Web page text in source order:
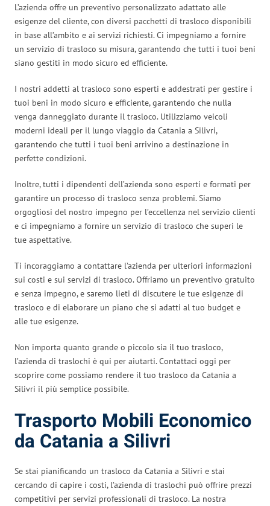
L’azienda offre un preventivo personalizzato adattato alle
esigenze del cliente, con diversi pacchetti di trasloco disponibili
in base all’ambito e ai servizi richiesti. Ci impegniamo a fornire
un servizio di trasloco su misura, garantendo che tutti i tuoi beni
siano gestiti in modo sicuro ed efficiente.
I nostri addetti al trasloco sono esperti e addestrati per gestire i
tuoi beni in modo sicuro e efficiente, garantendo che nulla
venga danneggiato durante il trasloco. Utilizziamo veicoli
moderni ideali per il lungo viaggio da Catania a Silivri,
garantendo che tutti i tuoi beni arrivino a destinazione in
perfette condizioni.
Inoltre, tutti i dipendenti dell’azienda sono esperti e formati per
garantire un processo di trasloco senza problemi. Siamo
orgogliosi del nostro impegno per l’eccellenza nel servizio clienti
e ci impegniamo a fornire un servizio di trasloco che superi le
tue aspettative.
Ti incoraggiamo a contattare l’azienda per ulteriori informazioni
sui costi e sui servizi di trasloco. Offriamo un preventivo gratuito
e senza impegno, e saremo lieti di discutere le tue esigenze di
trasloco e di elaborare un piano che si adatti al tuo budget e
alle tue esigenze.
Non importa quanto grande o piccolo sia il tuo trasloco,
l’azienda di traslochi è qui per aiutarti. Contattaci oggi per
scoprire come possiamo rendere il tuo trasloco da Catania a
Silivri il più semplice possibile.
Trasporto Mobili Economico
da Catania a Silivri
Se stai pianificando un trasloco da Catania a Silivri e stai
cercando di capire i costi, l’azienda di traslochi può offrire prezzi
competitivi per servizi professionali di trasloco. La nostra